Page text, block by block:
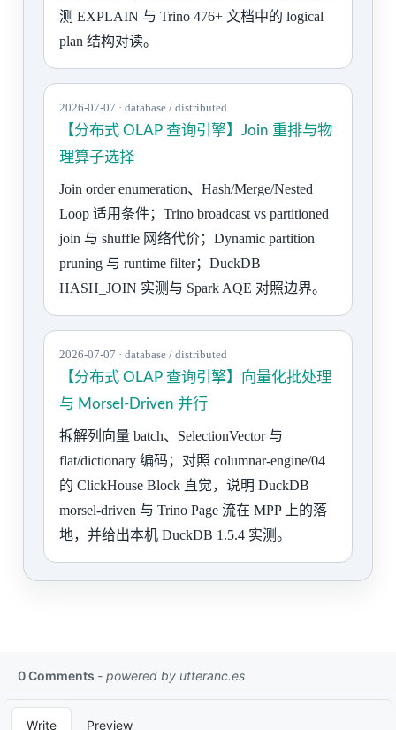
测 EXPLAIN 与 Trino 476+ 文档中的 logical
plan 结构对读。
2026-07-07 · database / distributed
【分布式 OLAP 查询引擎】Join 重排与物
理算子选择
Join order enumeration、Hash/Merge/Nested
Loop 适用条件；Trino broadcast vs partitioned
join 与 shuffle 网络代价；Dynamic partition
pruning 与 runtime filter；DuckDB
HASH_JOIN 实测与 Spark AQE 对照边界。
2026-07-07 · database / distributed
【分布式 OLAP 查询引擎】向量化批处理
与 Morsel-Driven 并行
拆解列向量 batch、SelectionVector 与
flat/dictionary 编码；对照 columnar-engine/04
的 ClickHouse Block 直觉，说明 DuckDB
morsel-driven 与 Trino Page 流在 MPP 上的落
地，并给出本机 DuckDB 1.5.4 实测。